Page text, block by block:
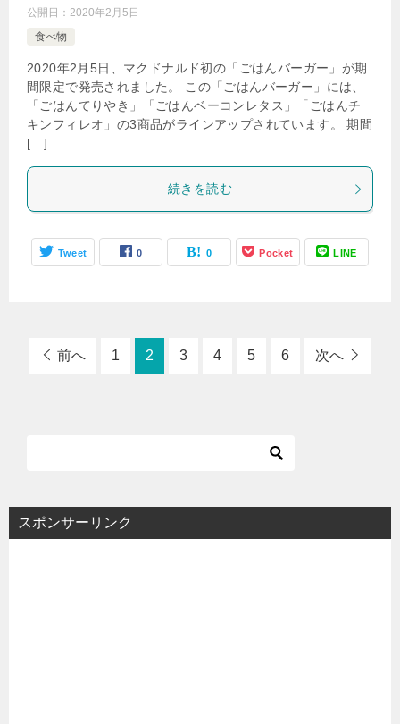
公開日： 2020年2月5日
食べ物
2020年2月5日、マクドナルド初の「ごはんバーガー」が期
間限定で発売されました。 この「ごはんバーガー」には、
「ごはんてりやき」「ごはんベーコンレタス」「ごはんチ
キンフィレオ」の3商品がラインアップされています。 期間
[…]
続きを読む
Tweet 0 0 Pocket LINE
前へ 1 2 3 4 5 6 次へ
スポンサーリンク